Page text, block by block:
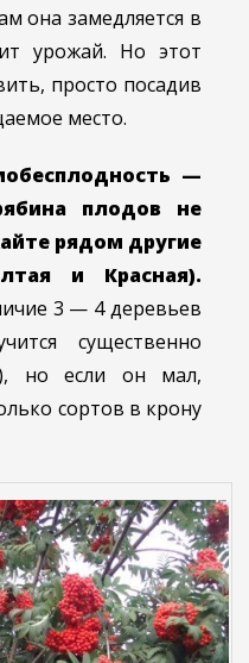
она замедляется в
урожай. Но этот
просто посадив
место.
—
плодов не
рядом другие
и Красная).
3 — 4 деревьев
существенно
но если он мал,
сортов в крону